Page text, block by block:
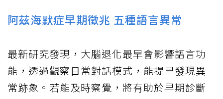
阿茲海默症早期徵兆 五種語言異常
最新研究發現，大腦退化最早會影響語言功
能，透過觀察日常對話模式，能提早發現異
常跡象。若能及時察覺，將有助於早期診斷